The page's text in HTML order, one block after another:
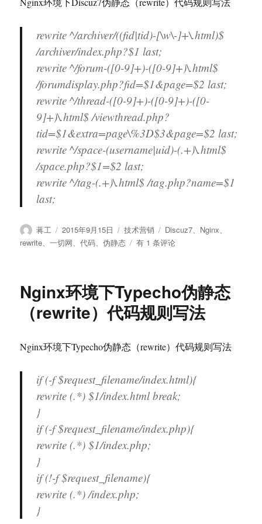
插
分
享
代
码
rewrite ^/archiver/((fid|tid)-[\w\-]+\.html)$
/archiver/index.php?$1 last;
rewrite ^/forum-([0-9]+)-([0-9]+)\.html$
/forumdisplay.php?fid=$1&page=$2 last;
rewrite ^/thread-([0-9]+)-([0-9]+)-([0-
9]+)\.html$ /viewthread.php?
tid=$1&extra=page\%3D$3&page=$2 last;
rewrite ^/space-(username|uid)-(.+)\.html$
/space.php?$1=$2 last;
rewrite ^/tag-(.+)\.html$ /tag.php?name=$1
last;
作
者
蒋工
发
布
2015年9月15日
分
类
技术营销
标
签
Discuz7 Nginx
rewrite 、一切网 、代码 、伪静态
Nginx
Discuz7
伪
静
代
规
写
有 1 条评论
Nginx环境下Typecho伪静态
（rewrite）代码规则写法
Nginx环境下Typecho伪静态（rewrite）代码规则写法
if (-f $request_filename/index.html){
rewrite (.*) $1/index.html break;
}
if (-f $request_filename/index.php){
rewrite (.*) $1/index.php;
}
if (!-f $request_filename){
rewrite (.*) /index.php;
}